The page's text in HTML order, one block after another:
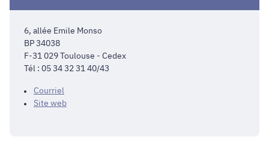
6, allée Emile Monso
BP 34038
F-31 029 Toulouse - Cedex
Tél : 05 34 32 31 40/43
Courriel
Site web